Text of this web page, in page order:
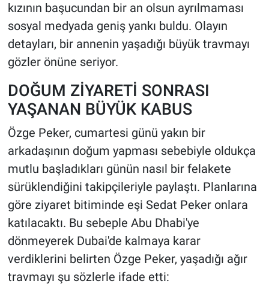
kızının başucundan bir an olsun ayrılmaması
sosyal medyada geniş yankı buldu. Olayın
detayları, bir annenin yaşadığı büyük travmayı
gözler önüne seriyor.
DOĞUM ZİYARETİ SONRASI
YAŞANAN BÜYÜK KABUS
Özge Peker, cumartesi günü yakın bir
arkadaşının doğum yapması sebebiyle oldukça
mutlu başladıkları günün nasıl bir felakete
sürüklendiğini takipçileriyle paylaştı. Planlarına
göre ziyaret bitiminde eşi Sedat Peker onlara
katılacaktı. Bu sebeple Abu Dhabi'ye
dönmeyerek Dubai'de kalmaya karar
verdiklerini belirten Özge Peker, yaşadığı ağır
travmayı şu sözlerle ifade etti: